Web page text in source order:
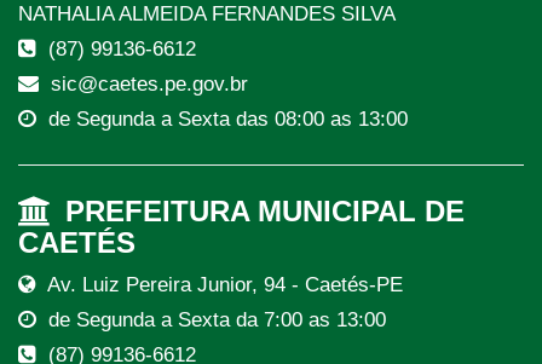
NATHALIA ALMEIDA FERNANDES SILVA
(87) 99136-6612
sic@caetes.pe.gov.br
de Segunda a Sexta das 08:00 as 13:00
PREFEITURA MUNICIPAL DE
CAETÉS
Av. Luiz Pereira Junior, 94 - Caetés-PE
de Segunda a Sexta da 7:00 as 13:00
(87) 99136-6612